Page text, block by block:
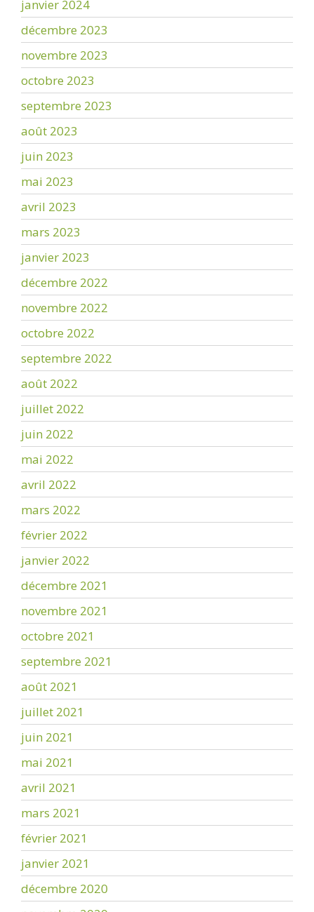
janvier 2024
décembre 2023
novembre 2023
octobre 2023
septembre 2023
août 2023
juin 2023
mai 2023
avril 2023
mars 2023
janvier 2023
décembre 2022
novembre 2022
octobre 2022
septembre 2022
août 2022
juillet 2022
juin 2022
mai 2022
avril 2022
mars 2022
février 2022
janvier 2022
décembre 2021
novembre 2021
octobre 2021
septembre 2021
août 2021
juillet 2021
juin 2021
mai 2021
avril 2021
mars 2021
février 2021
janvier 2021
décembre 2020